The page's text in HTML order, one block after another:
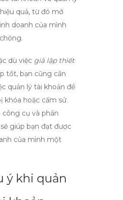
quả, từ đó mở
doanh của mình
dù việc giả lập thiết
tốt, bạn cũng cần
quản lý tài khoản để
khóa hoặc cấm sử
cụ và phần
giúp bạn đạt được
của mình một
ý khi quản